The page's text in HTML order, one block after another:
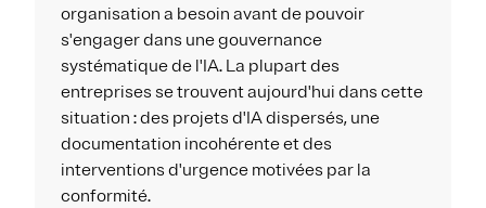
organisation a besoin avant de pouvoir
s'engager dans une gouvernance
systématique de l'IA. La plupart des
entreprises se trouvent aujourd'hui dans cette
situation : des projets d'IA dispersés, une
documentation incohérente et des
interventions d'urgence motivées par la
conformité.